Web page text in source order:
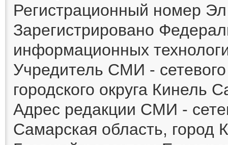
Регистрационный номер
Зарегистрировано
информационных
Учредитель СМИ -
городского округа Кинель
Адрес редакции СМИ -
Самарская область, город